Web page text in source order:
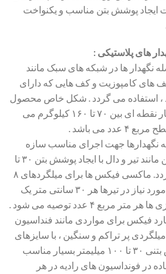
پوشش بتن مناسب و یکنواخت
های پلاستیکی :
نگهدار ها در شبکه های سبک مانند
کامپوزیت و کف هایی که دارای
، استفاده می گردد . شکل خاص محصول
موجب استحکام و تحمل بار نقطه ای بین ۷۰ تا ۱۶۰ کیلوگرم می
می باشد .
نگهدارها جهت اجرای مناسب سازه
های متوسط و نیمه سنگین مانند تیر و دال با ایجاد پوشش بتن ۳۰ تا
۷۵ میلیمتر پیشنهاد می گردد. ماکسی فیکس ها برای میلگردهای ۸
تا ۲۰ مناسب بوده و تعداد مورد نیاز در تیرها هر ۳۰ سانتی متر یک
۴ عدد توصیه می شود .
فیکس برای مواردی مانند فنداسیون
پر تراکم و سنگین ، با سایزهای
مختلف جهت ایجاد پوشش بتنی ۳۰ تا ۱۰۰ میلیمتر بسیار مناسب
در فونداسیون های رادیه در هر